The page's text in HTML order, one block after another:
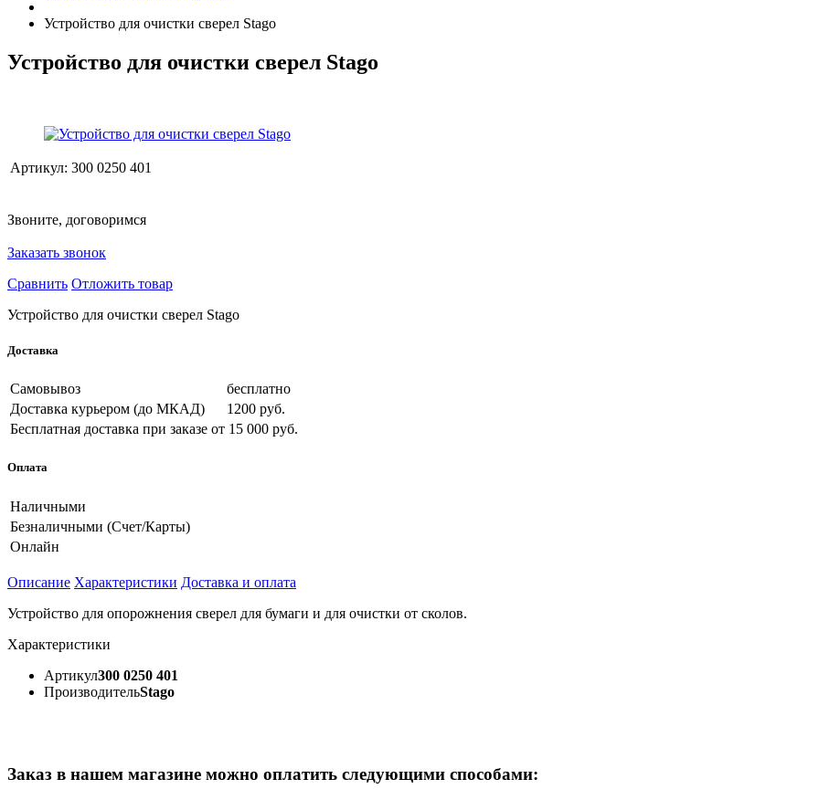
Устройство для очистки сверел Stago
Устройство для очистки сверел Stago
Артикул: 300 0250 401
Звоните, договоримся
Заказать звонок
Сравнить Отложить товар
Устройство для очистки сверел Stago
Доставка
Самовывоз
бесплатно
Доставка курьером (до МКАД)
1200 руб.
Бесплатная доставка при заказе от 15 000 руб.
Оплата
Наличными
Безналичными (Счет/Карты)
Онлайн
Описание Характеристики Доставка и оплата
Устройство для опорожнения сверел для бумаги и для очистки от сколов.
Характеристики
Артикул300 0250 401
ПроизводительStago
Заказ в нашем магазине можно оплатить следующими способами: